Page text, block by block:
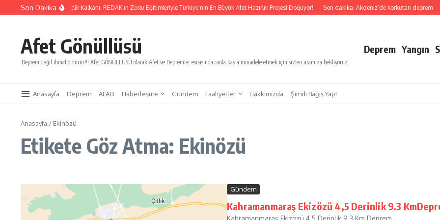
İçeriğe atlaSon Dakika
Yarınları Kurtaracak Gençlik Kalkanı: REDAK’ın Zorlu Eğitimleriyle Türkiye’nin En Büyük Afet Hazırlık Projesi Doğuyor! Son dakika: Akdeniz’de korkutan deprem
Afet Gönüllüsü
Deprem değil ihmal öldürür!!! Afet GÖNÜLLÜSÜ olarak Afet ve Depremler esnasında canla başla mücadele etmek için sizleri aramıza bekliyoruz.
Deprem Yangın
Anasayfa Deprem AFAD Haberleşme Gündem Faaliyetler Hakkımızda Şimdi Bağış Yap!
Anasayfa / Ekinözü
Etikete Göz Atma: Ekinözü
Gündem
Kahramanmaraş Ekizözü 4,5 Derinlik 9.3
Kahramanmaraş Ekizözü 4,5 Derinlik 9.3 Km Deprem ...